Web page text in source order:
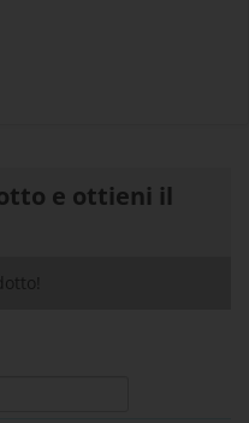
e ottieni il